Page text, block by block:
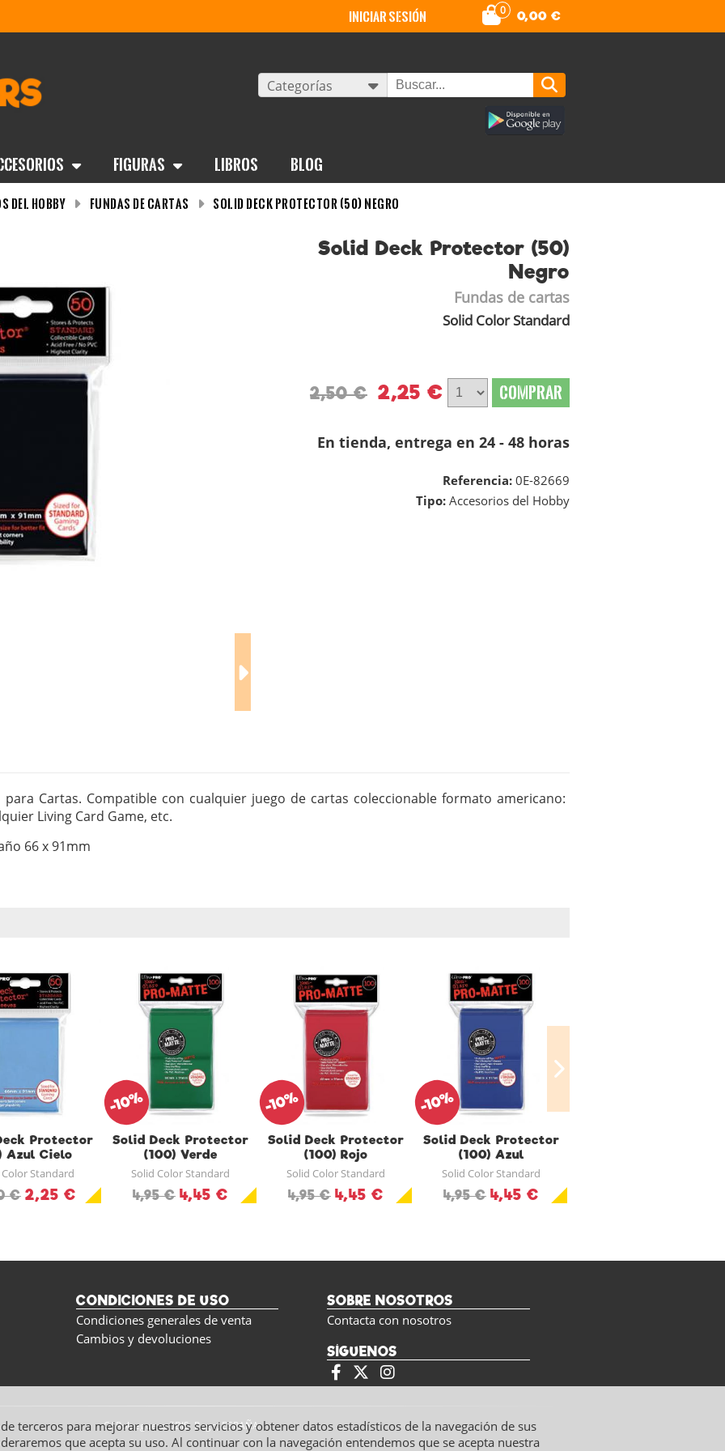
0 0,00 €
iniciar sesión
Categorías
Figuras Libros BLOG
del Hobby Fundas de cartas Solid Deck Protector (50) Negro
Solid Deck Protector (50)
Negro
Fundas de cartas
Solid Color Standard
2,50 € 2,25 € COMPRAR
En tienda, entrega en 24 - 48 horas
Referencia: 0E-82669
Tipo: Accesorios del Hobby
Cartas. Compatible con cualquier juego de cartas coleccionable formato americano:
Living Card Game, etc.
66 x 91mm
Protector
Azul Cielo
Standard
€ 2,25 €
Solid Deck Protector
(100) Verde
Solid Color Standard
4,95 € 4,45 €
-10%
Solid Deck Protector
(100) Rojo
Solid Color Standard
4,95 € 4,45 €
-10%
Solid Deck Protector
(100) Azul
Solid Color Standard
4,95 € 4,45 €
-10%
terceros para mejorar nuestros servicios y obtener datos estadísticos de la navegación de sus
que acepta su uso. Al continuar con la navegación entendemos que se acepta nuestra
CONDICIONES DE USO
Condiciones generales de venta
Cambios y devoluciones
SOBRE NOSOTROS
Contacta con nosotros
SÍGUENOS
C/ Polseguera 5BIS, Pego, ESPAÑA